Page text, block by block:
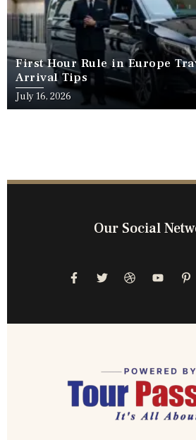
First Hour Rule in Europe
Arrival Tips
July 16, 2026
Our Social